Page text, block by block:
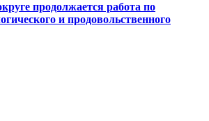
продолжается работа по
и продовольственного